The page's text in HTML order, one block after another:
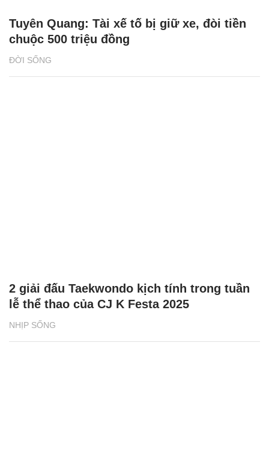
ĐỜI SỐNG
Tuyên Quang: Tài xế tố bị giữ xe, đòi tiền
chuộc 500 triệu đồng
NHỊP SỐNG
2 giải đấu Taekwondo kịch tính trong tuần
lễ thể thao của CJ K Festa 2025